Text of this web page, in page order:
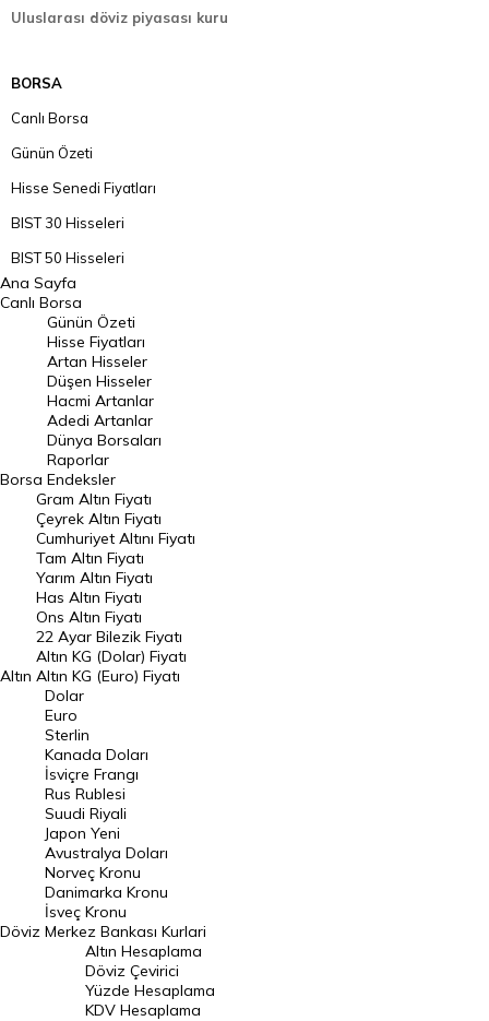
Uluslarası döviz piyasası kuru
BORSA
Canlı Borsa
Günün Özeti
Hisse Senedi Fiyatları
BIST 30 Hisseleri
BIST 50 Hisseleri
BIST 100 Hisseleri
En Çok Artan Hisseler
En Çok Düşen Hisseler
Hacmi Artanlar
Geçmiş Kapanışlar
Dünya Borsaları
Raporlar
Endeksler
DÖVİZ
Döviz Kuru
Dolar Kuru
Euro Kuru
Pound Kuru
Frank Kuru
Riyal Kuru
Avustralya Doları
Danimarka Kronu Kuru
Kanada Doları Kuru
Norveç Kronu Kuru
İsveç Kronu Kuru
Japon Yeni Kuru
Ana Sayfa
Canlı Borsa
Borsa
Günün Özeti
Hisse Fiyatları
Artan Hisseler
Düşen Hisseler
Hacmi Artanlar
Adedi Artanlar
Dünya Borsaları
Raporlar
Endeksler
Altın
Gram Altın Fiyatı
Çeyrek Altın Fiyatı
Cumhuriyet Altını Fiyatı
Tam Altın Fiyatı
Yarım Altın Fiyatı
Has Altın Fiyatı
Ons Altın Fiyatı
22 Ayar Bilezik Fiyatı
Altın KG (Dolar) Fiyatı
Altın KG (Euro) Fiyatı
Döviz
Dolar
Euro
Sterlin
Kanada Doları
İsviçre Frangı
Rus Rublesi
Suudi Riyali
Japon Yeni
Avustralya Doları
Norveç Kronu
Danimarka Kronu
İsveç Kronu
Merkez Bankası Kurlari
Altın Hesaplama
Döviz Çevirici
Yüzde Hesaplama
KDV Hesaplama